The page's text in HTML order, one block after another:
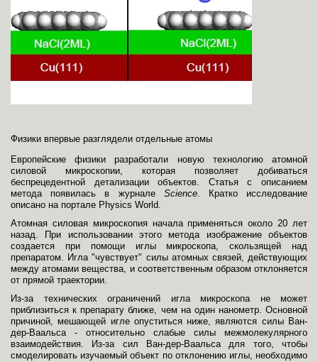
Физики впервые разглядели отдельные атомы
Европейские физики разработали новую технологию атомной
силовой микроскопии, которая позволяет добиваться
беспрецедентной детализации объектов. Статья с описанием
метода появилась в журнале Science. Кратко исследование
описано на портале Physics World.
Атомная силовая микроскопия начала применяться около 20 лет
назад. При использовании этого метода изображение объектов
создается при помощи иглы микроскопа, скользящей над
препаратом. Игла "чувствует" силы атомных связей, действующих
между атомами вещества, и соответственным образом отклоняется
от прямой траектории.
Из-за технических ограничений игла микроскопа не может
приблизиться к препарату ближе, чем на один нанометр. Основной
причиной, мешающей игле опуститься ниже, являются силы Ван-
дер-Ваальса - относительно слабые силы межмолекулярного
взаимодействия. Из-за сил Ван-дер-Ваальса для того, чтобы
смоделировать изучаемый объект по отклонению иглы, необходимо